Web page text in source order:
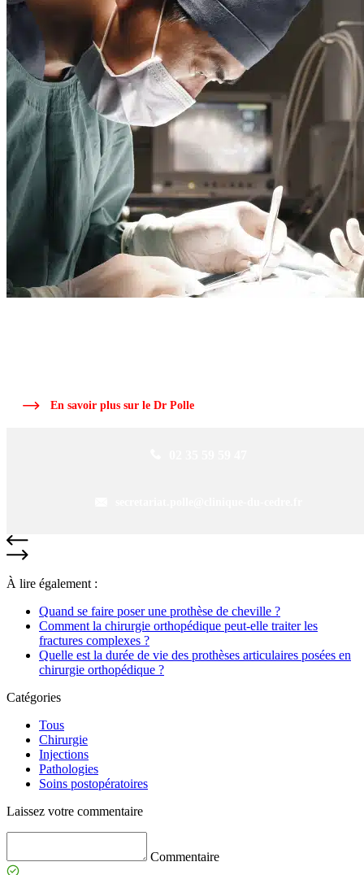
En savoir plus sur le Dr Polle
À lire également :
Quand se faire poser une prothèse de cheville ?
Comment la chirurgie orthopédique peut-elle traiter les
fractures complexes ?
Quelle est la durée de vie des prothèses articulaires posées en
chirurgie orthopédique ?
Catégories
Tous
Chirurgie
Injections
Pathologies
Soins postopératoires
Laissez votre commentaire
Commentaire